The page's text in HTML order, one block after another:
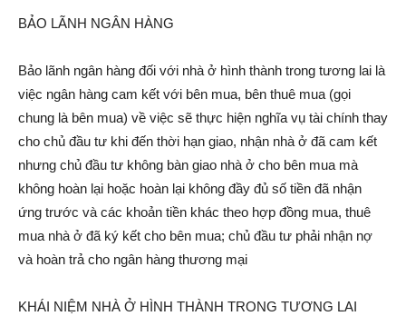
BẢO LÃNH NGÂN HÀNG
Bảo lãnh ngân hàng đối với nhà ở hình thành trong tương lai là
việc ngân hàng cam kết với bên mua, bên thuê mua (gọi
chung là bên mua) về việc sẽ thực hiện nghĩa vụ tài chính thay
cho chủ đầu tư khi đến thời hạn giao, nhận nhà ở đã cam kết
nhưng chủ đầu tư không bàn giao nhà ở cho bên mua mà
không hoàn lại hoặc hoàn lại không đầy đủ số tiền đã nhận
ứng trước và các khoản tiền khác theo hợp đồng mua, thuê
mua nhà ở đã ký kết cho bên mua; chủ đầu tư phải nhận nợ
và hoàn trả cho ngân hàng thương mại
KHÁI NIỆM NHÀ Ở HÌNH THÀNH TRONG TƯƠNG LAI